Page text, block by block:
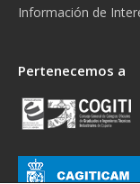
Información de
Pertenecemos a